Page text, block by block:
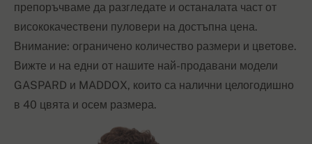
препоръчваме да разгледате и останалата част от
висококачествени пуловери на достъпна цена.
Внимание: ограничено количество размери и цветове.
Вижте и на едни от нашите най-продавани модели
GASPARD и MADDOX, които са налични целогодишно
в 40 цвята и осем размера.